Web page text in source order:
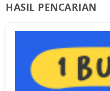
HASIL PENCARIAN